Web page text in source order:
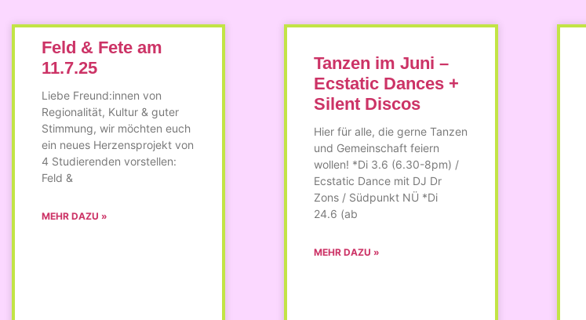
Feld & Fete am
11.7.25
Liebe Freund:innen von
Regionalität, Kultur & guter
Stimmung, wir möchten euch
ein neues Herzensprojekt von
4 Studierenden vorstellen:
Feld &
MEHR DAZU »
Tanzen im Juni –
Ecstatic Dances +
Silent Discos
Hier für alle, die gerne Tanzen
und Gemeinschaft feiern
wollen! *Di 3.6 (6.30-8pm) /
Ecstatic Dance mit DJ Dr
Zons / Südpunkt NÜ *Di
24.6 (ab
MEHR DAZU »